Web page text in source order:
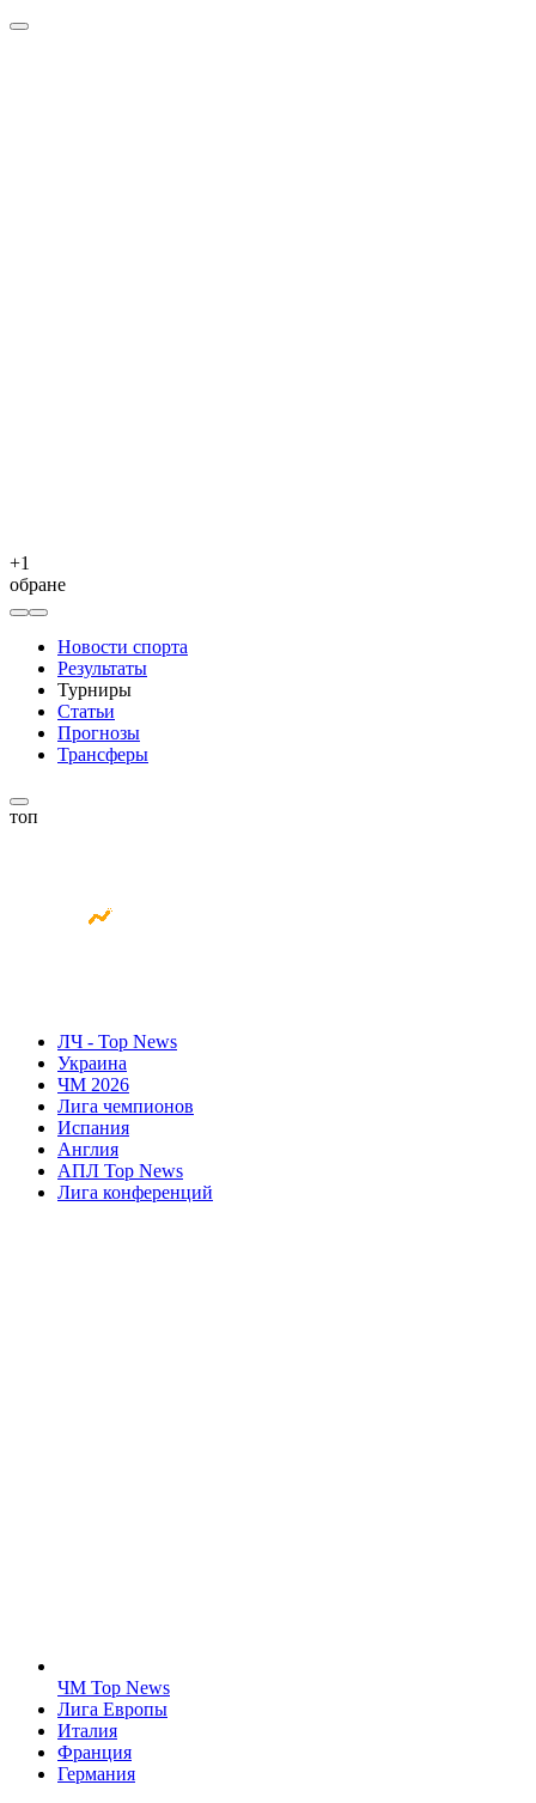
+1
обране
Новости спорта
Результаты
Турниры
Статьи
Прогнозы
Трансферы
топ
ЛЧ - Top News
Украина
ЧМ 2026
Лига чемпионов
Испания
Англия
АПЛ Top News
Лига конференций
ЧМ Top News
Лига Европы
Италия
Франция
Германия